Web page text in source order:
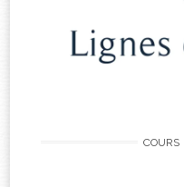
COURS